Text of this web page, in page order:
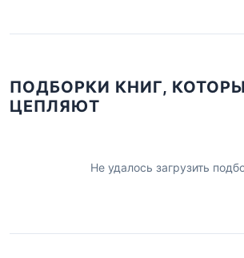
ПОДБОРКИ КНИГ,
ЦЕПЛЯЮТ
Не удалось загрузить